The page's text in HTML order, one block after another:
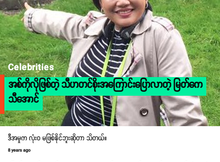
Celebrities
အစ်ကိုလိုဖြစ်တဲ့ သီဟတင်စိုးအကြောင်းပြောလာတဲ့ မြတ်ကေ
သီအောင်
ဒီအမှုက လုံးဝ မဖြစ်နိုင်ဘူးဆိုတာ သိတယ်။
8 years ago